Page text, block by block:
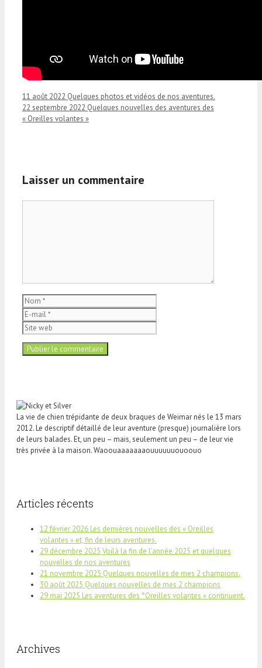
11 août 2022 Quelques photos et vidéos de nos aventures.
22 septembre 2022 Quelques nouvelles des aventures des
« Oreilles volantes »
Laisser un commentaire
Nom
mail
web
La vie de chien trépidante de deux braques de Weimar nés le 13 mars
2012. Le descriptif détaillé de leur aventure (presque) journalière lors
de leurs balades. Et, un peu – mais, seulement un peu – de leur vie
très privée à la maison. Waoouaaaaaaaouuuuuuouoouo
Articles récents
12 février 2026 Les dernières nouvelles des « Oreilles
volantes » et, fin de leurs aventures.
29 décembre 2025 Voilà la fin de l’année 2025 et quelques
nouvelles de nos aventures
21 novembre 2025 Quelques nouvelles de mes 2 champions.
30 août 2025 Quelques nouvelles de mes 2 champions
29 mai 2025 Les aventures des °Oreilles volantes » continuent.
Archives